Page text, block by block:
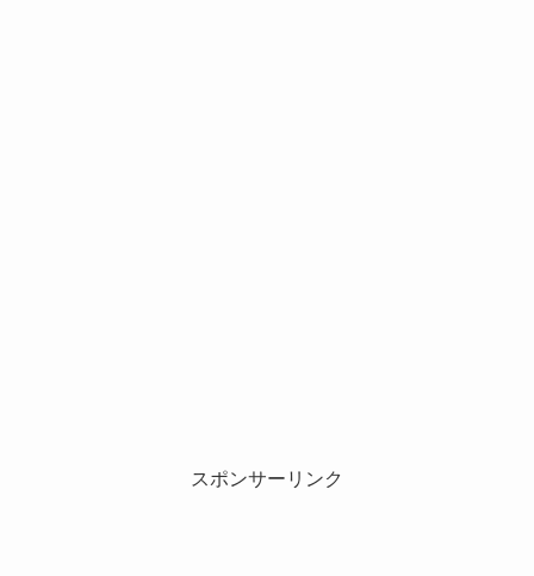
スポンサーリンク